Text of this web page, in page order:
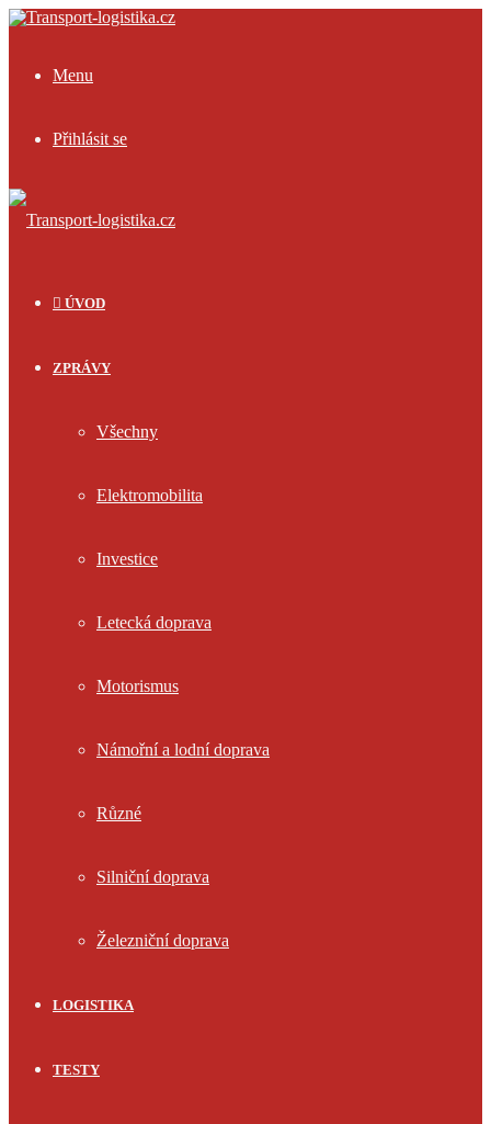
Menu
Přihlásit se
ÚVOD
ZPRÁVY
Všechny
Elektromobilita
Investice
Letecká doprava
Motorismus
Námořní a lodní doprava
Různé
Silniční doprava
Železniční doprava
LOGISTIKA
TESTY